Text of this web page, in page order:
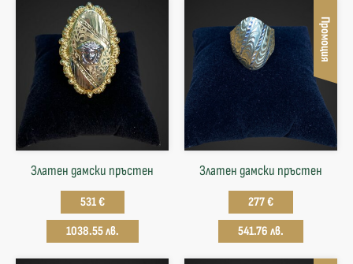
Златен дамски пръстен
531 €
1038.55 лв.
Промоция
Златен дамски пръстен
277 €
541.76 лв.